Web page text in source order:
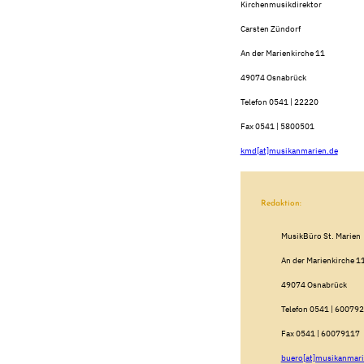
Kirchenmusikdirektor
Carsten Zündorf
An der Marienkirche 11
49074 Osnabrück
Telefon 0541 | 22220
Fax 0541 | 5800501
kmd[at]musikanmarien.de
Redaktion:
MusikBüro St. Marien
An der Marienkirche
49074 Osnabrück
Telefon 0541 |
Fax 0541 | 60079117